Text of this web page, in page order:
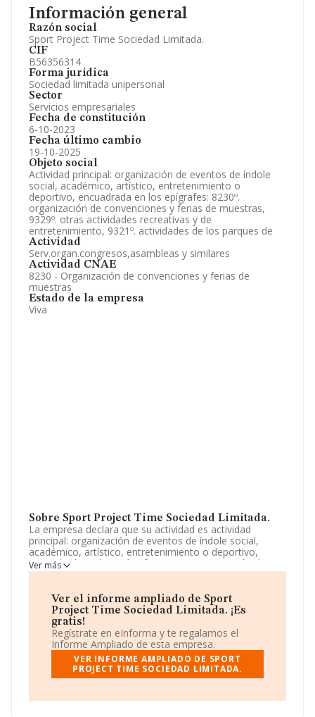
Información general
Razón social
Sport Project Time Sociedad Limitada.
CIF
B56356314
Forma jurídica
Sociedad limitada unipersonal
Sector
Servicios empresariales
Fecha de constitución
6-10-2023
Fecha último cambio
19-10-2025
Objeto social
Actividad principal: organización de eventos de índole
social, académico, artístico, entretenimiento o
deportivo, encuadrada en los epígrafes: 8230º.
organización de convenciones y ferias de muestras,
9329º. otras actividades recreativas y de
entretenimiento, 9321º. actividades de los parques de
Actividad
Serv.organ.congresos,asambleas y similares
Actividad CNAE
8230 - Organización de convenciones y ferias de
muestras
Estado de la empresa
Viva
Sobre Sport Project Time Sociedad Limitada.
La empresa declara que su actividad es actividad
principal: organización de eventos de índole social,
académico, artístico, entretenimiento o deportivo,
encuadrada en los epígrafes: 8230º. organización de
convenciones y ferias de muestras, 9329º. otras
actividades de los parques de. La empresa aparece
inscrita en el Registro Mercantil como Sociedad
Limitada. Su CNAE corresponde a 8230 con código
'Organización de convenciones y ferias de muestras'. La
empresa no tiene actividad en mercados exteriores.
La empresa españolaSport Project Time Sociedad
Limitada, con CIF B56356314, se encuentra en Calle
provincia de Las Palmas, Islas Canarias.
Ver más
Ver el informe ampliado de Sport
Project Time Sociedad Limitada. ¡Es
gratis!
Regístrate en eInforma y te regalamos el
Informe Ampliado de esta empresa.
VER INFORME AMPLIADO DE SPORT
PROJECT TIME SOCIEDAD LIMITADA.
Información oficial y registral complementaria.